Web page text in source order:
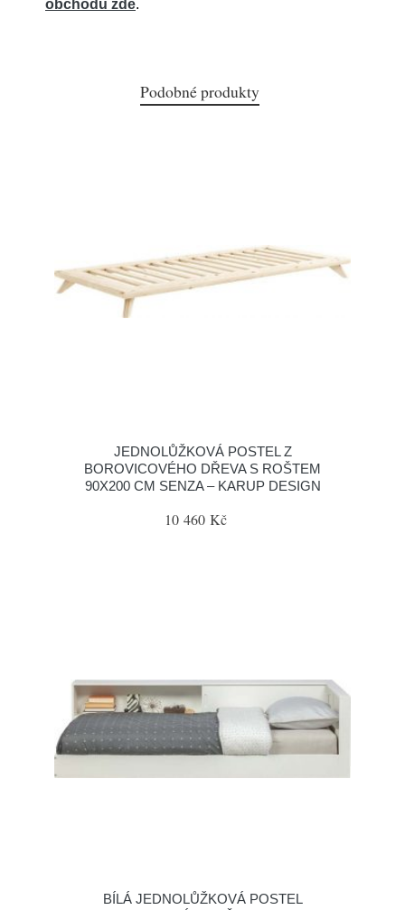
obchodu zde.
Podobné produkty
JEDNOLŮŽKOVÁ POSTEL Z
BOROVICOVÉHO DŘEVA S ROŠTEM
90X200 CM SENZA – KARUP DESIGN
10 460 Kč
BÍLÁ JEDNOLŮŽKOVÁ POSTEL